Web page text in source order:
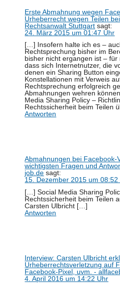
Erste Abmahnung wegen
Urheberrecht wegen Teilen
Rechtsanwalt Stuttgart sagt:
24. März 2015 um 01:47 Uhr
[…] Insofern halte ich es –
Rechtsprechung bisher im
bisher nicht ergangen ist –
dass sich Internetnutzer, die
denen ein Sharing Button
Konstellationen mit Verweis
Rechtsprechung erfolgreich
Abmahnungen wehren
Media Sharing Policy –
Rechtssicherheit beim
Antworten
Abmahnungen bei Facebook-
wichtigsten Fragen und
job.de sagt:
15. Dezember 2015 um 08:52
[…] Social Media Sharing
Rechtssicherheit beim Teilen
Carsten Ulbricht […]
Antworten
Interview: Carsten Ulbricht
Urheberrechtsverletzung auf
Facebook-Pixel, uvm. -
4. April 2016 um 14:22 Uhr